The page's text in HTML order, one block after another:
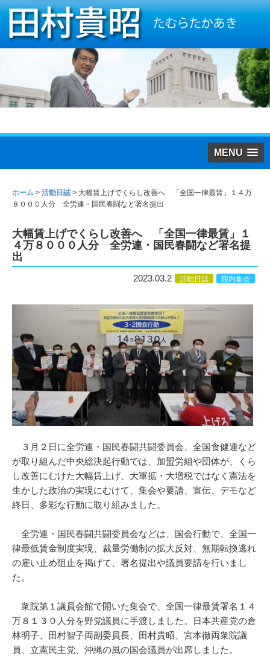
MENU
ホーム > 活動日誌> 大幅賃上げでくらし改善へ 「全国一律最賃」１４万
８０００人分 全労連・国民春闘など署名提出
大幅賃上げでくらし改善へ 「全国一律最賃」１
４万８０００人分 全労連・国民春闘など署名提
出
2023.03.2 活動日誌 院内集会
３月２日に全労連・国民春闘共闘委員会、全国食健連など
が取り組んだ中央総決起行動では、加盟労組や団体が、くら
し改善にむけた大幅賃上げ、大軍拡・大増税ではなく憲法を
生かした政治の実現にむけて、集会や要請、宣伝、デモなど
終日、多彩な行動に取り組みました。
全労連・国民春闘共闘委員会などは、国会行動で、全国一
律最低賃金制度実現、裁量労働制の拡大反対、無期転換逃れ
の雇い止め阻止を掲げて、署名提出や議員要請を行いまし
た。
衆院第１議員会館で開いた集会で、全国一律最賃署名１４
万８１３０人分を野党議員に手渡しました。日本共産党の倉
林明子、田村智子両副委員長、田村貴昭、宮本徹両衆院議
員、立憲民主党、沖縄の風の国会議員が出席しました。